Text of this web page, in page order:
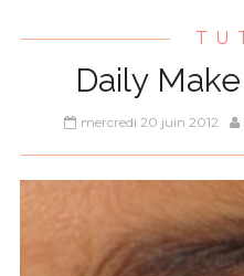
Daily
mercredi 20 juin 2012